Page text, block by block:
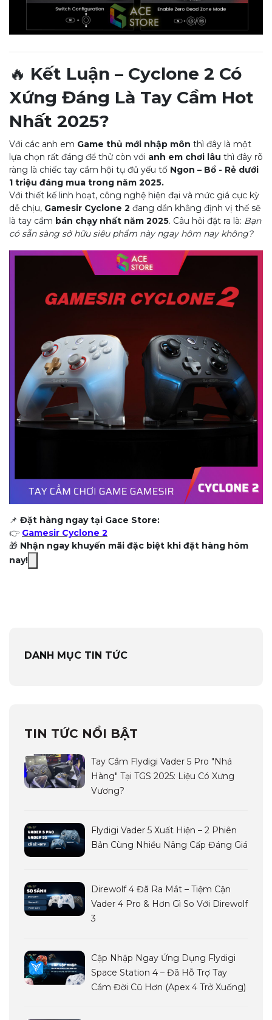
🔥 Kết Luận – Cyclone 2 Có
Xứng Đáng Là Tay Cầm Hot
Nhất 2025?
Với các anh em Game thủ mới nhập môn thì đây là một
lựa chọn rất đáng để thử còn với anh em chơi lâu thì đây rõ
ràng là chiếc tay cầm hội tụ đủ yếu tố Ngon – Bổ - Rẻ dưới
1 triệu đáng mua trong năm 2025.
Với thiết kế linh hoạt, công nghệ hiện đại và mức giá cực kỳ
dễ chịu, Gamesir Cyclone 2 đang dần khẳng định vị thế sẽ
là tay cầm bán chạy nhất năm 2025. Câu hỏi đặt ra là: Bạn
có sẵn sàng sở hữu siêu phẩm này ngay hôm nay không?
📌 Đặt hàng ngay tại Gace Store:
👉 Gamesir Cyclone 2
🎁 Nhận ngay khuyến mãi đặc biệt khi đặt hàng hôm
nay!
DANH MỤC TIN TỨC
TIN TỨC NỔI BẬT
Tay Cầm Flydigi Vader 5 Pro "Nhá
Hàng" Tại TGS 2025: Liệu Có Xưng
Vương?
Flydigi Vader 5 Xuất Hiện – 2 Phiên
Bản Cùng Nhiều Nâng Cấp Đáng Giá
Direwolf 4 Đã Ra Mắt – Tiệm Cận
Vader 4 Pro & Hơn Gì So Với Direwolf
3
Cập Nhập Ngay Ứng Dụng Flydigi
Space Station 4 – Đã Hỗ Trợ Tay
Cầm Đời Cũ Hơn (Apex 4 Trở Xuống)